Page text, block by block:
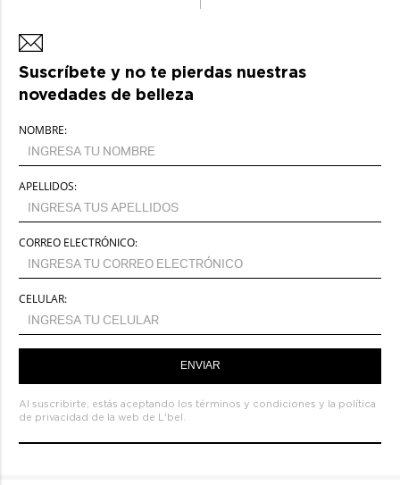
Suscríbete y no te pierdas nuestras
novedades de belleza
NOMBRE:
APELLIDOS:
CORREO ELECTRÓNICO:
CELULAR:
ENVIAR
Al suscribirte, estás aceptando los términos y condiciones y la política
de privacidad de la web de L'bel.